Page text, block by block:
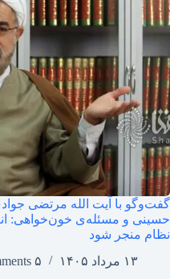
گفت‌وگو با آیت الله مرتضی
حسینی و مسئله‌ی خون‌خواهی:
نظام منجر شود
۱۳ مرداد ۱۴۰۵
۵ Comments